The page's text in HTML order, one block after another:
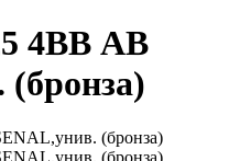
4ВВ АВ